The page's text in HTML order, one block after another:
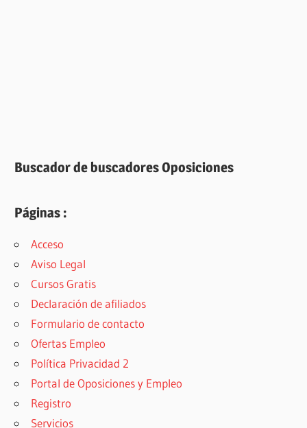
Buscador de buscadores Oposiciones
Páginas :
Acceso
Aviso Legal
Cursos Gratis
Declaración de afiliados
Formulario de contacto
Ofertas Empleo
Política Privacidad 2
Portal de Oposiciones y Empleo
Registro
Servicios